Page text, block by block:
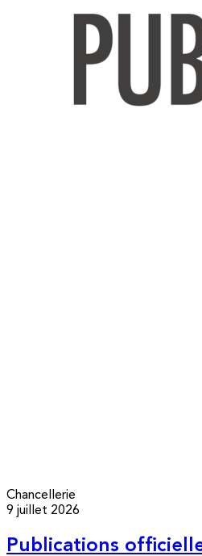
Chancellerie
9 juillet 2026
Publications